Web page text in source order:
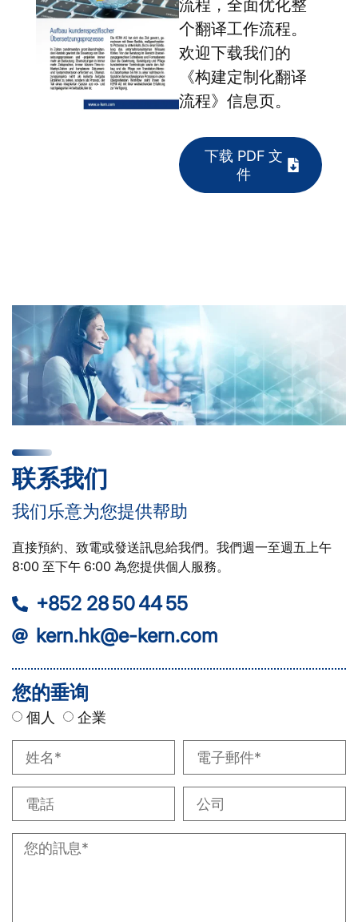
流程，全面优化整
个翻译工作流程。
欢迎下载我们的
《构建定制化翻译
流程》信息页。
下载 PDF 文
件
联系我们
我们乐意为您提供帮助
直接預約、致電或發送訊息給我們。我們週一至週五上午
8:00 至下午 6:00 為您提供個人服務。
+852 28 50 44 55
kern.hk@e-kern.com
您的垂询
個人 企業